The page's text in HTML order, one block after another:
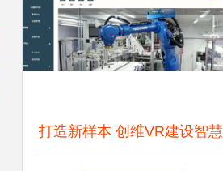
打造新样本 创维VR建设智慧